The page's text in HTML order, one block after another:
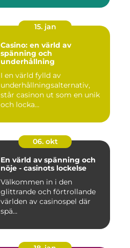
15. jan
Casino: en värld av
spänning och
underhållning
I en värld fylld av
underhållningsalternativ,
står casinon ut som en unik
och locka...
06. okt
En värld av spänning och
nöje - casinots lockelse
Välkommen in i den
glittrande och förtrollande
världen av casinospel där
spä...